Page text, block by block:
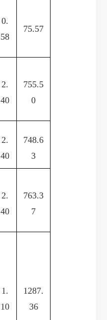
0.
58
75.57
2.
40
755.5
0
2.
40
748.6
3
2.
40
763.3
7
1.
10
1287.
36